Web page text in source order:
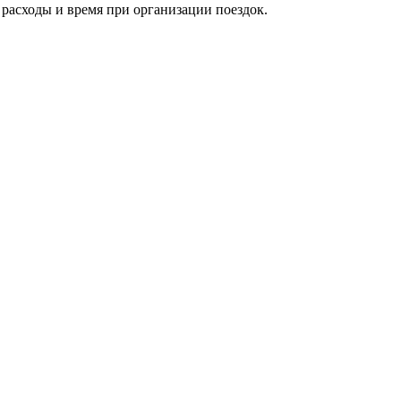
и время при организации поездок.